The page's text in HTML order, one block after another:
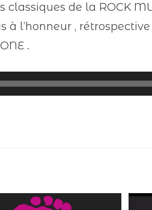
classiques de la ROCK
l’honneur , rétrospective
.